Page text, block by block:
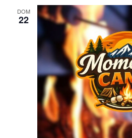
DOM
22